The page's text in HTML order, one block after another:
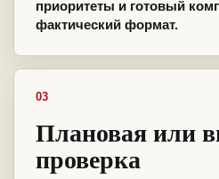
приоритеты и готовый
фактический формат.
03
Плановая или
проверка